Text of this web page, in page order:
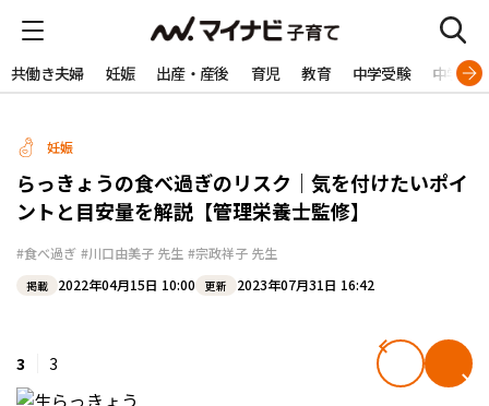
共働き夫婦 妊娠 出産・産後 育児 教育 中学受験 中学生
妊娠
らっきょうの食べ過ぎのリスク｜気を付けたいポイ
ントと目安量を解説【管理栄養士監修】
#食べ過ぎ #川口由美子 先生 #宗政祥子 先生
掲載 2022年04月15日 10:00 更新 2023年07月31日 16:42
3 3